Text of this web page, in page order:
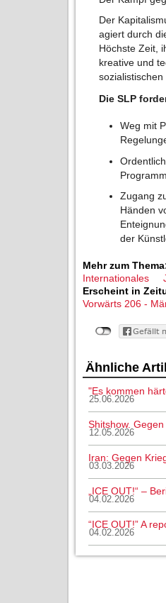
Der
agiert durch
Höchste Zeit,
kreative und
Die SLP
Weg mit
Zugang
Händen
der
Mehr zum
Internationales
Erscheint in
Vorwärts 206 -
Ähnliche
"Es kommen
25.06.2026
Shitshow.
12.05.2026
Iran: Gegen
03.03.2026
„ICE OUT!“ –
04.02.2026
“ICE OUT!” A
04.02.2026